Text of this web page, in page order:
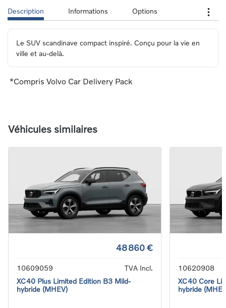
Description Informations Options
Le SUV scandinave compact inspiré. Conçu pour la vie en
ville et au-delà.
*Compris Volvo Car Delivery Pack
Véhicules similaires
48 860 €
10609059
TVA Incl.
XC40 Plus Limited Edition B3 Mild-
hybride (MHEV)
10620908
XC40 Core
hybride